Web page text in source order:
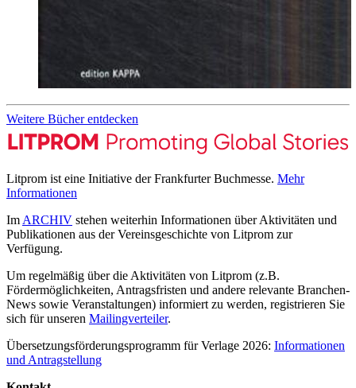
Weitere Bücher entdecken
Litprom ist eine Initiative der Frankfurter Buchmesse. Mehr
Informationen
Im ARCHIV stehen weiterhin Informationen über Aktivitäten und
Publikationen aus der Vereinsgeschichte von Litprom zur
Verfügung.
Um regelmäßig über die Aktivitäten von Litprom (z.B.
Fördermöglichkeiten, Antragsfristen und andere relevante Branchen-
News sowie Veranstaltungen) informiert zu werden, registrieren Sie
sich für unseren Mailingverteiler.
Übersetzungsförderungsprogramm für Verlage 2026: Informationen
und Antragstellung